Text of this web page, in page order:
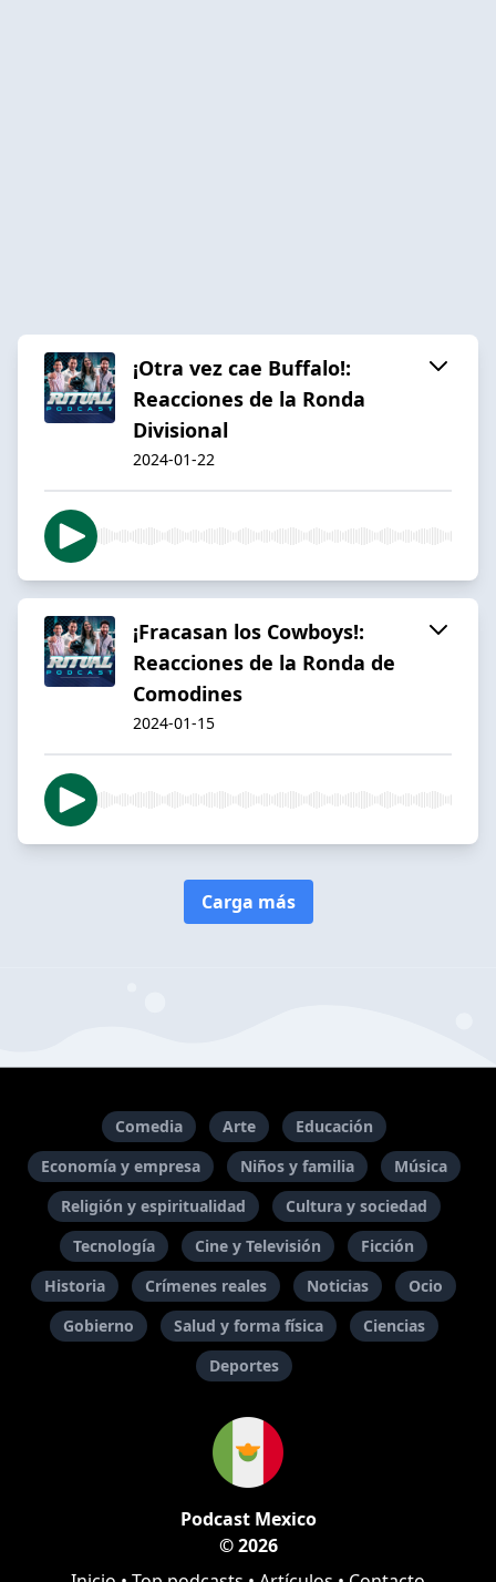
¡Otra vez cae Buffalo!:
Reacciones de la Ronda
Divisional
2024-01-22
¡Fracasan los Cowboys!:
Reacciones de la Ronda de
Comodines
2024-01-15
Carga más
Comedia Arte
Educación
Economía y empresa
Niños y familia
Música
Religión y espiritualidad
Cultura y sociedad
Tecnología
Cine y Televisión
Ficción
Historia
Crímenes reales Noticias
Ocio
Gobierno
Salud y forma física
Ciencias
Deportes
Podcast Mexico
© 2026